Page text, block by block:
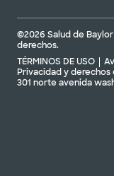
©2026 Salud de
derechos.
TÉRMINOS DE USO
Privacidad y
301 norte avenida